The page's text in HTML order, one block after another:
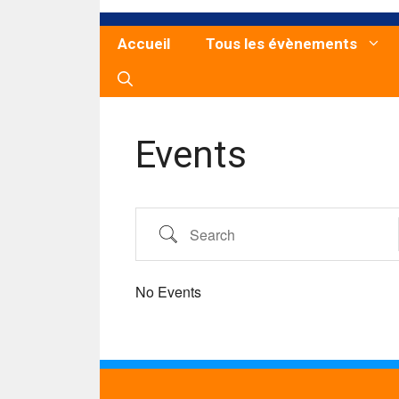
Accueil Tous les évènements
Events
Search
No Events